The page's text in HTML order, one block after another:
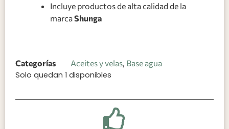
Incluye productos de alta calidad de la
marcaShunga
Categorías Aceites y velas Base agua
Solo quedan 1 disponibles